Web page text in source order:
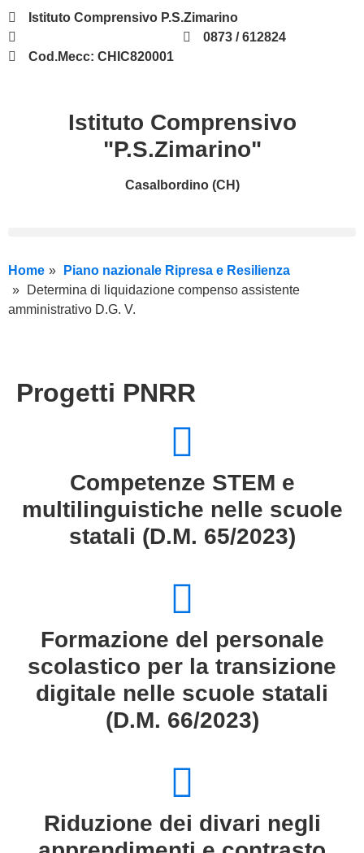
Istituto Comprensivo P.S.Zimarino
0873 / 612824
Cod.Mecc: CHIC820001
Istituto Comprensivo
"P.S.Zimarino"
Casalbordino (CH)
Home
Piano nazionale Ripresa e Resilienza
Determina di liquidazione compenso assistente
amministrativo D.G. V.
Progetti PNRR
Competenze STEM e
multilinguistiche nelle scuole
statali (D.M. 65/2023)
Formazione del personale
scolastico per la transizione
digitale nelle scuole statali
(D.M. 66/2023)
Riduzione dei divari negli